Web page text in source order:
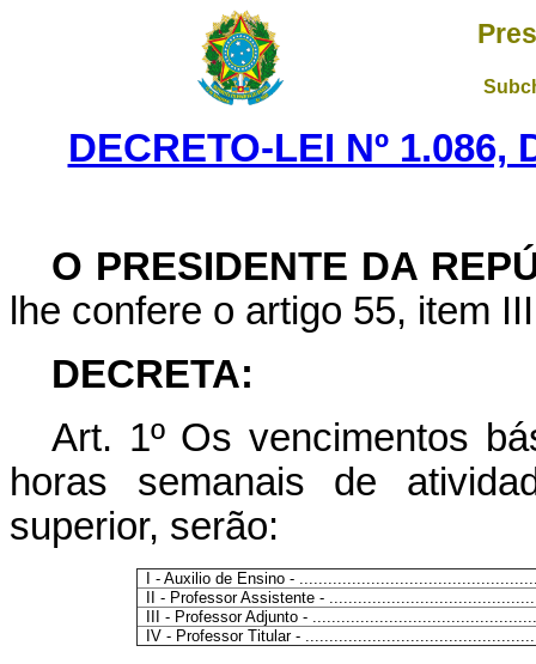
DECRETO-LEI Nº 1.086,
O PRESIDENTE DA
lhe confere o artigo 55, item
DECRETA:
Art. 1º Os vencimentos
horas semanais de
superior, serão:
I - Auxilio de Ensino -
II - Professor Assistente -
III - Professor Adjunto -
IV - Professor Titular -